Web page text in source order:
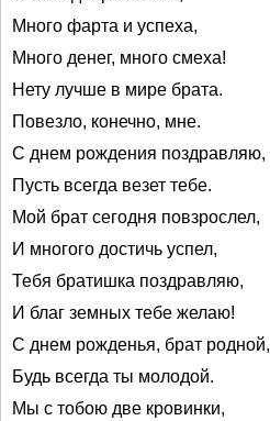
Много фарта и успеха,
Много денег, много смеха!
Нету лучше в мире брата.
Повезло, конечно, мне.
С днем рождения поздравляю,
Пусть всегда везет тебе.
Мой брат сегодня повзрослел,
И многого достичь успел,
Тебя братишка поздравляю,
И благ земных тебе желаю!
С днем рожденья, брат родной,
Будь всегда ты молодой.
Мы с тобою две кровинки,